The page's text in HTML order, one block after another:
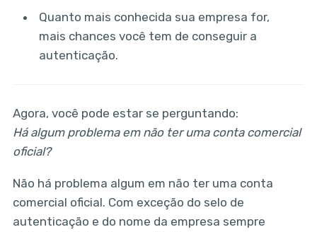
Quanto mais conhecida sua empresa for,
mais chances você tem de conseguir a
autenticação.
Agora, você pode estar se perguntando:
Há algum problema em não ter uma conta comercial
oficial?
Não há problema algum em não ter uma conta
comercial oficial. Com exceção do selo de
autenticação e do nome da empresa sempre